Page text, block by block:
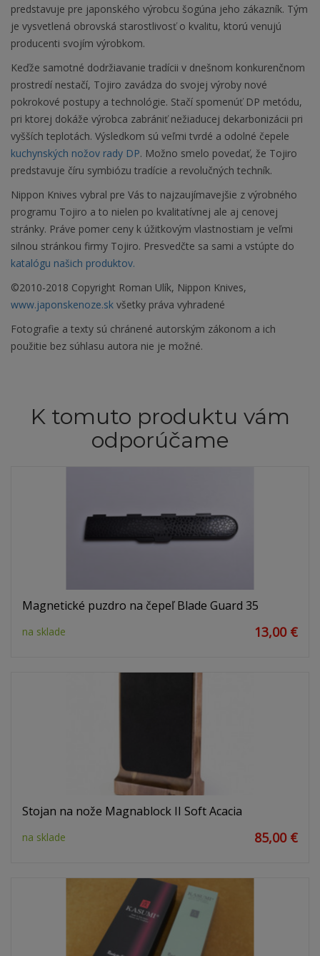
predstavuje pre japonského výrobcu šogúna jeho zákazník. Tým
je vysvetlená obrovská starostlivosť o kvalitu, ktorú venujú
producenti svojím výrobkom.
Keďže samotné dodržiavanie tradícii v dnešnom konkurenčnom
prostredí nestačí, Tojiro zavádza do svojej výroby nové
pokrokové postupy a technológie. Stačí spomenúť DP metódu,
pri ktorej dokáže výrobca zabrániť nežiaducej dekarbonizácii pri
vyšších teplotách. Výsledkom sú veľmi tvrdé a odolné čepele
kuchynských nožov rady DP. Možno smelo povedať, že Tojiro
predstavuje číru symbiózu tradície a revolučných techník.
Nippon Knives vybral pre Vás to najzaujímavejšie z výrobného
programu Tojiro a to nielen po kvalitatívnej ale aj cenovej
stránky. Práve pomer ceny k úžitkovým vlastnostiam je veľmi
silnou stránkou firmy Tojiro. Presvedčte sa sami a vstúpte do
katalógu našich produktov.
©2010-2018 Copyright Roman Ulík, Nippon Knives,
www.japonskenoze.sk všetky práva vyhradené
Fotografie a texty sú chránené autorským zákonom a ich
použitie bez súhlasu autora nie je možné.
K tomuto produktu vám
odporúčame
Magnetické puzdro na čepeľ Blade Guard 35
na sklade 13,00 €
Stojan na nože Magnablock II Soft Acacia
na sklade 85,00 €